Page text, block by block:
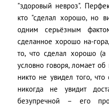
"здоровый невроз".
кто "сделал хорошо, но
одним серьёзным
сделанное хорошо на-
то, что сделал хорошо
условно говоря, ломает
никто не увидел того,
никогда не увидит
безупречной – его